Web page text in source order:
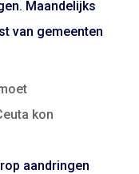
Maandelijks
van gemeenten
kon
aandringen